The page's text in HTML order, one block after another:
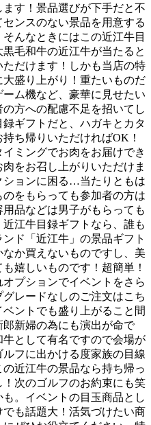
す！景品選びが下手だと不
ンスのない景品を用意する
んなときにはこの近江牛目
毛和牛の近江牛が当たると
だけます！しかも当店の特
盛り上がり！重たいものだ
ム機など、豪華に見せたい
方への配慮不足を招いてし
ギフトだと、ハガキとカタ
ち帰りいただければOK！
ミングでお肉をお届けでき
をお召し上がりいただけま
ションに困る…当たりともは
をもらっても参加者の方は
品などは男子がもらっても
江牛目録ギフトなら、誰も
ド「近江牛」の景品ギフト
か買えないものですし、美
嬉しいものです！超簡単！
プションでイベントをさら
レードなしのご注文はこち
ントでも盛り上がること間
新婦の為にも演出が命で
として有名ですので会場が
フに出かける度家族の目線
近江牛の景品なら持ち帰っ
次のゴルフのお約束にも笑
。イベントの目玉商品とし
も話題大！活気づけたい商